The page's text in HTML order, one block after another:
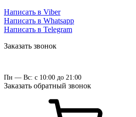
Написать в Viber
Написать в Whatsapp
Написать в Telegram
Заказать звонок
Пн — Вс: с 10:00 до 21:00
Заказать обратный звонок